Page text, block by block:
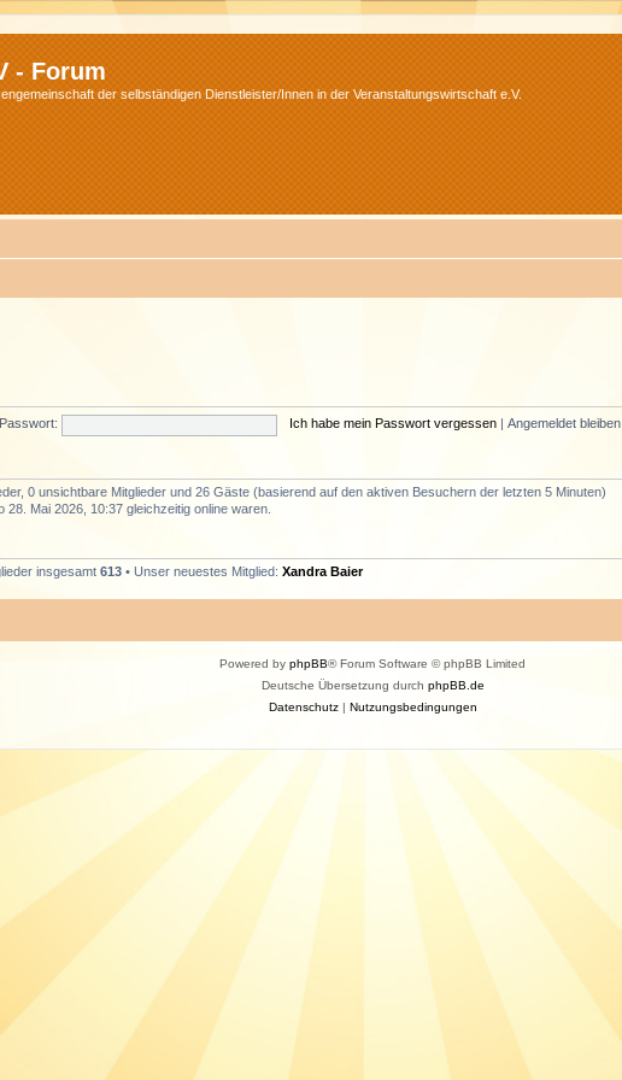
- Forum
der selbständigen Dienstleister/Innen in der Veranstaltungswirtschaft e.V.
Passwort: Ich habe mein Passwort vergessen Angemeldet bleiben
0 unsichtbare Mitglieder und 26 Gäste (basierend auf den aktiven Besuchern der letzten 5 Minuten)
28. Mai 2026, 10:37 gleichzeitig online waren.
insgesamt 613 • Unser neuestes Mitglied: Xandra Baier
Powered by phpBB® Forum Software © phpBB Limited
Deutsche Übersetzung durch phpBB.de
Datenschutz| Nutzungsbedingungen